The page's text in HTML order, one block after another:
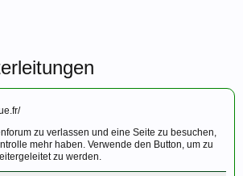
zu verlassen und eine Seite zu besuchen,
mehr haben. Verwende den Button, um zu
zu werden.